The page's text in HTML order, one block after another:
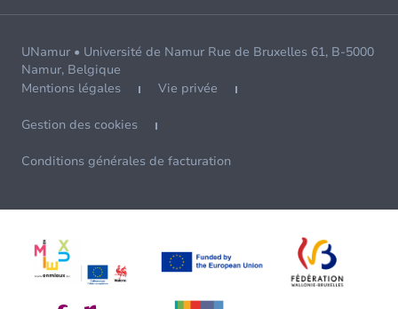
UNamur • Université de Namur Rue de Bruxelles 61, B-5000
Namur, Belgique
Mentions légales
Vie privée
Gestion des cookies
Conditions générales de facturation